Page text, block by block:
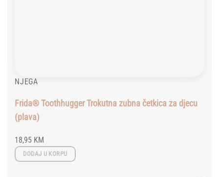
NJEGA
Frida® Toothhugger Trokutna zubna četkica za djecu
(plava)
18,95 KM
DODAJ U KORPU